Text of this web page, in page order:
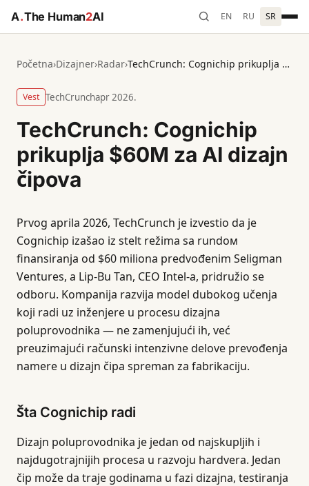
A.The Human2AI EN RU SR
Početna›Dizajner›Radar› TechCrunch: Cognichip prikuplja $60M za AI dizajn čipova
Vest TechCrunchapr 2026.
TechCrunch: Cognichip
prikuplja $60M za AI dizajn
čipova
Prvog aprila 2026, TechCrunch je izvestio da je
Cognichip izašao iz stelt režima sa rundом
finansiranja od $60 miliona predvođenim Seligman
Ventures, a Lip-Bu Tan, CEO Intel-a, pridružio se
odboru. Kompanija razvija model dubokog učenja
koji radi uz inženjere u procesu dizajna
poluprovodnika — ne zamenjujući ih, već
preuzimajući računski intenzivne delove prevođenja
namere u dizajn čipa spreman za fabrikaciju.
Šta Cognichip radi
Dizajn poluprovodnika je jedan od najskupljih i
najdugotrajnijih procesa u razvoju hardvera. Jedan
čip može da traje godinama u fazi dizajna, testiranja